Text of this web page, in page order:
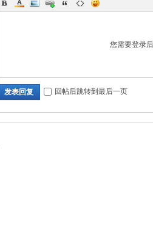
您需要登录
发表回复 回帖后跳转到最后一页